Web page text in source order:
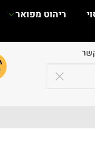
ריהוט מפואר